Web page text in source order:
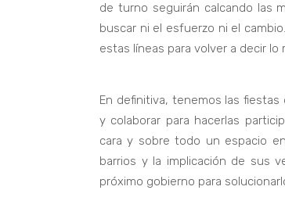
de turno seguirán calcando las
buscar ni el esfuerzo ni el
estas líneas para volver a decir lo
En definitiva, tenemos las
y colaborar para hacerlas
cara y sobre todo un espacio
barrios y la implicación de sus
próximo gobierno para